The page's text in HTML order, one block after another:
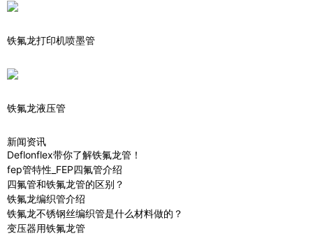
铁氟龙打印机喷墨管
铁氟龙液压管
新闻资讯
Deflonflex带你了解铁氟龙管！
fep管特性_FEP四氟管介绍
四氟管和铁氟龙管的区别？
铁氟龙编织管介绍
铁氟龙不锈钢丝编织管是什么材料做的？
变压器用铁氟龙管